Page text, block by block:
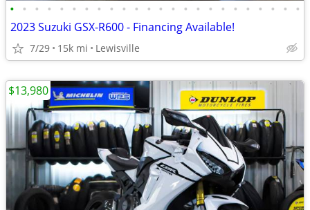
• • • • • • • • • • • • • • • • • • • • • • • •
2023 Suzuki GSX-R600 - Financing Available!
7/29 15k mi Lewisville
$13,980